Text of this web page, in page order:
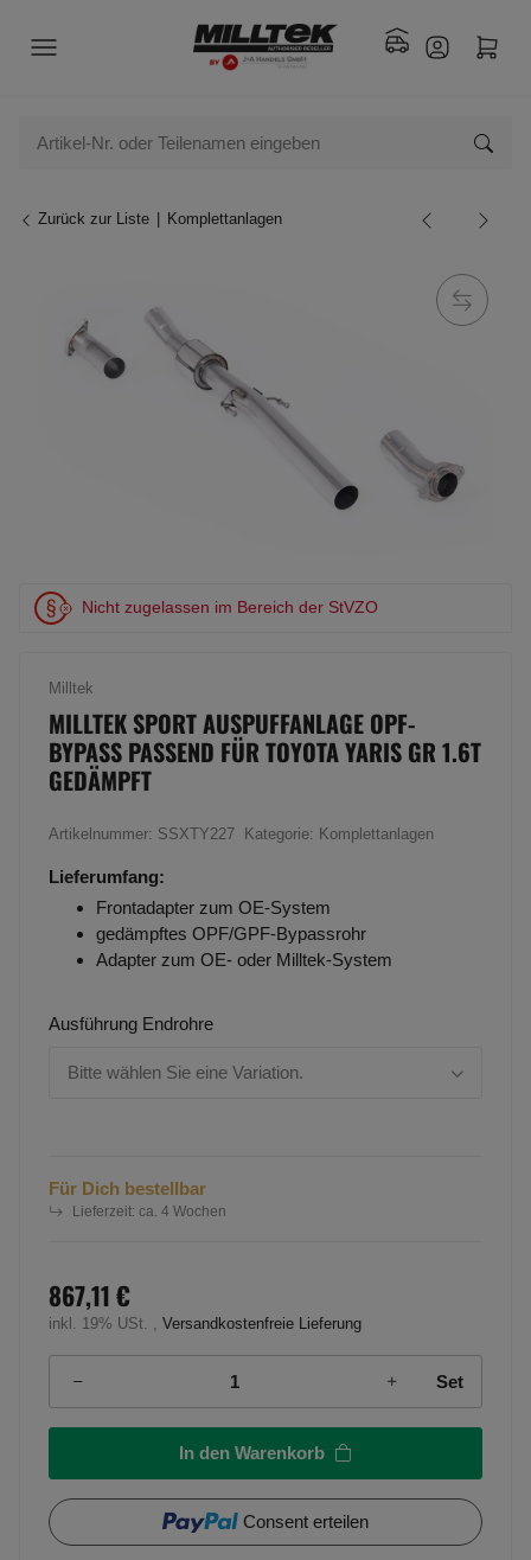
Zurück zur Liste Komplettanlagen
Nicht zugelassen im Bereich der StVZO
Milltek
MILLTEK SPORT AUSPUFFANLAGE OPF-
BYPASS PASSEND FÜR TOYOTA YARIS GR 1.6T
GEDÄMPFT
Artikelnummer: SSXTY227 Kategorie: Komplettanlagen
Lieferumfang:
Frontadapter zum OE-System
gedämpftes OPF/GPF-Bypassrohr
Adapter zum OE- oder Milltek-System
Ausführung Endrohre
Bitte wählen Sie eine Variation.
Für Dich bestellbar
Lieferzeit: ca. 4 Wochen
867,11 €
inkl. 19% USt. , Versandkostenfreie Lieferung
Set
In den Warenkorb
Consent erteilen